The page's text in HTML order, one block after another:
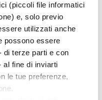
(piccoli file informatici
e, solo previo
utilizzati anche
possono essere
di terze parti e con
al fine di inviarti
le tue preferenze,
l’amico di Plinio il
passò le ultime
stabiano nel corso
riconosce nella
imperiale
Claudii. […]